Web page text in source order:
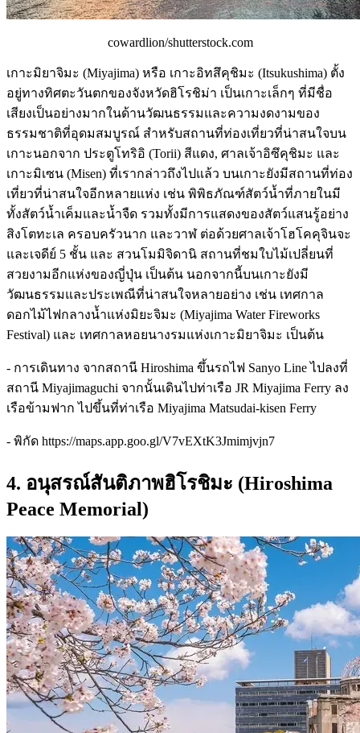
cowardlion/shutterstock.com
เกาะมิยาจิมะ (Miyajima) หรือ เกาะอิทสึคุชิมะ (Itsukushima) ตั้ง
อยู่ทางทิศตะวันตกของจังหวัดฮิโรชิม่า เป็นเกาะเล็กๆ ที่มีชื่อ
เสียงเป็นอย่างมากในด้านวัฒนธรรมและความงดงามของ
ธรรมชาติที่อุดมสมบูรณ์ สำหรับสถานที่ท่องเที่ยวที่น่าสนใจบน
เกาะนอกจาก ประตูโทริอิ (Torii) สีแดง, ศาลเจ้าอิซึคุชิมะ และ
เกาะมิเซน (Misen) ที่เรากล่าวถึงไปแล้ว บนเกาะยังมีสถานที่ท่อง
เที่ยวที่น่าสนใจอีกหลายแห่ง เช่น พิพิธภัณฑ์สัตว์น้ำที่ภายในมี
ทั้งสัตว์น้ำเค็มและน้ำจืด รวมทั้งมีการแสดงของสัตว์แสนรู้อย่าง
สิงโตทะเล ครอบครัวนาก และวาฬ ต่อด้วยศาลเจ้าโฮโคคุจินจะ
และเจดีย์ 5 ชั้น และ สวนโมมิจิดานิ สถานที่ชมใบไม้เปลี่ยนที่
สวยงามอีกแห่งของญี่ปุ่น เป็นต้น นอกจากนี้บนเกาะยังมี
วัฒนธรรมและประเพณีที่น่าสนใจหลายอย่าง เช่น เทศกาล
ดอกไม้ไฟกลางน้ำแห่งมิยะจิมะ (Miyajima Water Fireworks
Festival) และ เทศกาลหอยนางรมแห่งเกาะมิยาจิมะ เป็นต้น
- การเดินทาง จากสถานี Hiroshima ขึ้นรถไฟ Sanyo Line ไปลงที่
สถานี Miyajimaguchi จากนั้นเดินไปท่าเรือ JR Miyajima Ferry ลง
เรือข้ามฟาก ไปขึ้นที่ท่าเรือ Miyajima Matsudai-kisen Ferry
- พิกัด https://maps.app.goo.gl/V7vEXtK3Jmimjvjn7
4. อนุสรณ์สันติภาพฮิโรชิมะ (Hiroshima
Peace Memorial)